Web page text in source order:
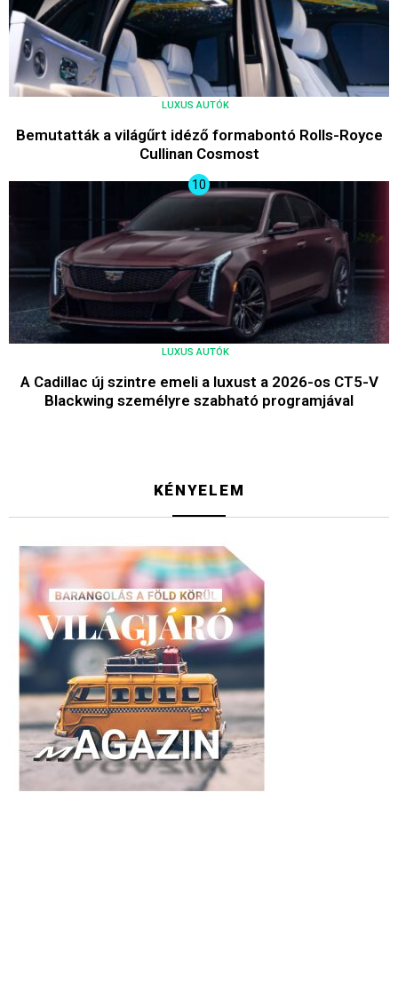
LUXUS AUTÓK
Bemutatták a világűrt idéző formabontó Rolls-Royce
Cullinan Cosmost
LUXUS AUTÓK
A Cadillac új szintre emeli a luxust a 2026-os CT5-V
Blackwing személyre szabható programjával
KÉNYELEM